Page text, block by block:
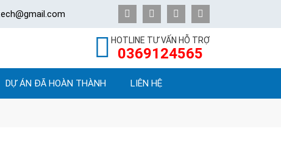
HOTLINE TƯ VẤN HỖ TRỢ
0369124565
DỰ ÁN ĐÃ HOÀN THÀNH LIÊN HỆ